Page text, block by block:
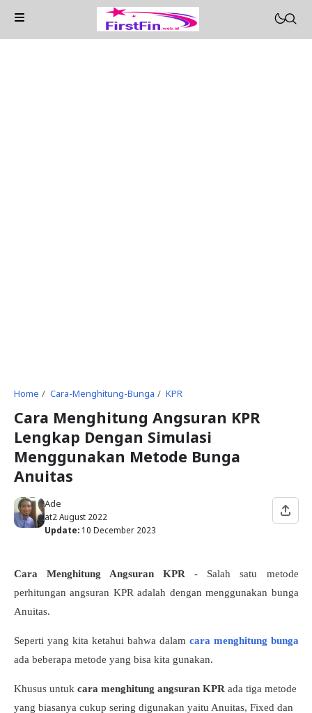
Home Cara-Menghitung-Bunga KPR
Cara Menghitung Angsuran KPR
Lengkap Dengan Simulasi
Menggunakan Metode Bunga
Anuitas
Ade
at2 August 2022
Update: 10 December 2023
Cara Menghitung Angsuran KPR - Salah satu metode
perhitungan angsuran KPR adalah dengan menggunakan bunga
Anuitas.
Seperti yang kita ketahui bahwa dalam cara menghitung bunga
ada beberapa metode yang bisa kita gunakan.
Khusus untuk cara menghitung angsuran KPR ada tiga metode
yang biasanya cukup sering digunakan yaitu Anuitas, Fixed dan